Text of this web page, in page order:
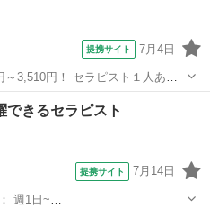
提携サイト 7月4日
倍に増加！ 一生モノの技術を身に
欄もご
できるセラピスト
提携サイト 7月14日